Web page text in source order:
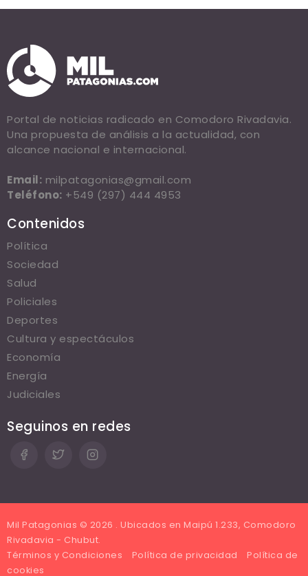
Portal de noticias radicado en Comodoro Rivadavia.
Una propuesta de análisis a la actualidad, con
alcance nacional e internacional.
Email: milpatagonias@gmail.com
Teléfono: +549 (297) 444 4953
Contenidos
Política
Sociedad
Salud
Policiales
Deportes
Cultura y espectáculos
Economía
Energía
Judiciales
Seguinos en redes
Mil Patagonias © 2026 . Ubicados en Maipú 1.233, Comodoro
Rivadavia - Chubut.
Términos y Condiciones
Política de privacidad
Política de
cookies